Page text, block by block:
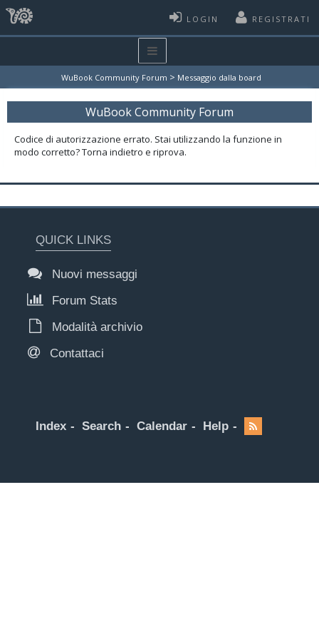
LOGIN REGISTRATI
WuBook Community Forum > Messaggio dalla board
WuBook Community Forum
Codice di autorizzazione errato. Stai utilizzando la funzione in
modo corretto? Torna indietro e riprova.
QUICK LINKS
Nuovi messaggi
Forum Stats
Modalità archivio
Contattaci
Index Search Calendar Help